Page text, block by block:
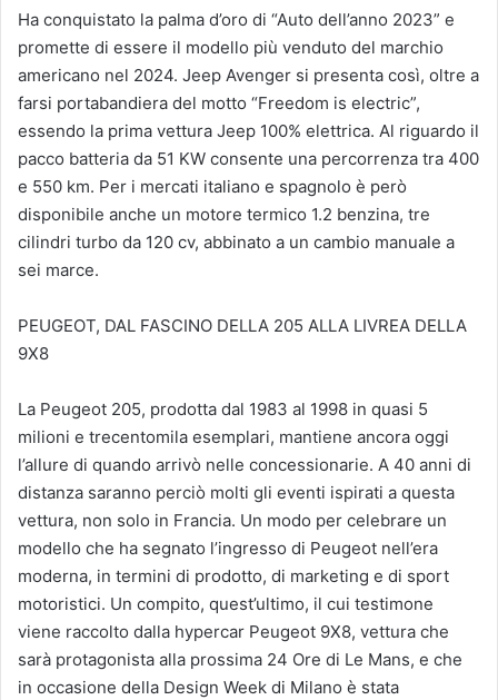
Ha conquistato la palma d’oro di “Auto dell’anno 2023” e
promette di essere il modello più venduto del marchio
americano nel 2024. Jeep Avenger si presenta così, oltre a
farsi portabandiera del motto “Freedom is electric”,
essendo la prima vettura Jeep 100% elettrica. Al riguardo il
pacco batteria da 51 KW consente una percorrenza tra 400
e 550 km. Per i mercati italiano e spagnolo è però
disponibile anche un motore termico 1.2 benzina, tre
cilindri turbo da 120 cv, abbinato a un cambio manuale a
sei marce.
PEUGEOT, DAL FASCINO DELLA 205 ALLA LIVREA DELLA
9X8
La Peugeot 205, prodotta dal 1983 al 1998 in quasi 5
milioni e trecentomila esemplari, mantiene ancora oggi
l’allure di quando arrivò nelle concessionarie. A 40 anni di
distanza saranno perciò molti gli eventi ispirati a questa
vettura, non solo in Francia. Un modo per celebrare un
modello che ha segnato l’ingresso di Peugeot nell’era
moderna, in termini di prodotto, di marketing e di sport
motoristici. Un compito, quest’ultimo, il cui testimone
viene raccolto dalla hypercar Peugeot 9X8, vettura che
sarà protagonista alla prossima 24 Ore di Le Mans, e che
in occasione della Design Week di Milano è stata